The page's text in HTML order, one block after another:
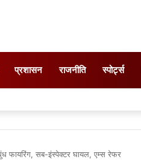
प्रशासन राजनीति स्पोर्ट्स
फायरिंग, सब-इंस्पेक्टर घायल, एम्स रेफर